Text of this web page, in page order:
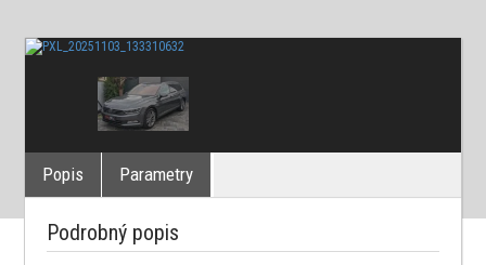
Popis Parametry
Podrobný popis